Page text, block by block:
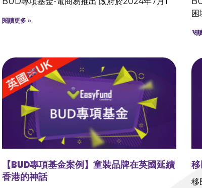
閱讀更多 »
困
閱
【BUD專項基金案例】童裝品牌在英國延續
香港的神話
移